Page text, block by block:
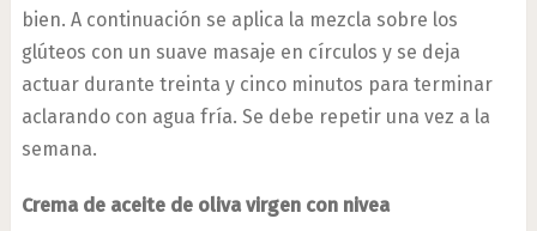
bien. A continuación se aplica la mezcla sobre los
glúteos con un suave masaje en círculos y se deja
actuar durante treinta y cinco minutos para terminar
aclarando con agua fría. Se debe repetir una vez a la
semana.
Crema de aceite de oliva virgen con nivea